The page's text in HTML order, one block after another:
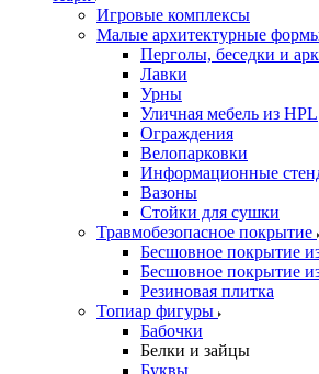
Игровые комплексы
Малые архитектурные
Перголы, беседки и
Лавки
Урны
Уличная мебель из HPL
Ограждения
Велопарковки
Информационные
Вазоны
Стойки для сушки
Травмобезопасное покрытие
Бесшовное покрытие
Бесшовное покрытие
Резиновая плитка
Топиар фигуры
Бабочки
Белки и зайцы
Буквы